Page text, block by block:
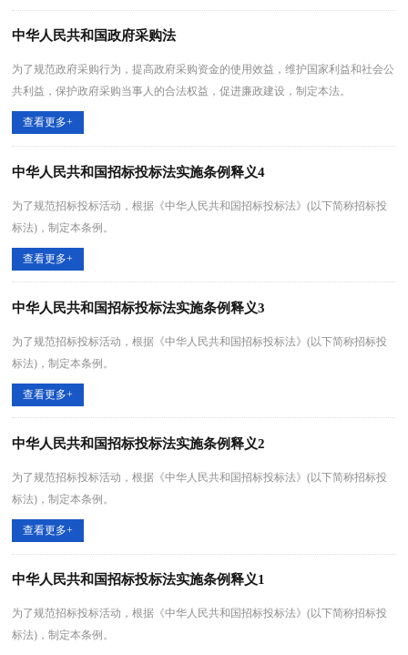
中华人民共和国政府采购法
为了规范政府采购行为，提高政府采购资金的使用效益，维护国家利益和社会公
共利益，保护政府采购当事人的合法权益，促进廉政建设，制定本法。
查看更多+
中华人民共和国招标投标法实施条例释义4
为了规范招标投标活动，根据《中华人民共和国招标投标法》(以下简称招标投
标法)，制定本条例。
查看更多+
中华人民共和国招标投标法实施条例释义3
为了规范招标投标活动，根据《中华人民共和国招标投标法》(以下简称招标投
标法)，制定本条例。
查看更多+
中华人民共和国招标投标法实施条例释义2
为了规范招标投标活动，根据《中华人民共和国招标投标法》(以下简称招标投
标法)，制定本条例。
查看更多+
中华人民共和国招标投标法实施条例释义1
为了规范招标投标活动，根据《中华人民共和国招标投标法》(以下简称招标投
标法)，制定本条例。